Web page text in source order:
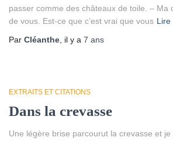
passer comme des châteaux de toile. – Ma
de vous. Est-ce que c’est vrai que vous Lire
Par Cléanthe , il y a 7 ans
EXTRAITS ET CITATIONS
Dans la crevasse
Une légère brise parcourut la crevasse et